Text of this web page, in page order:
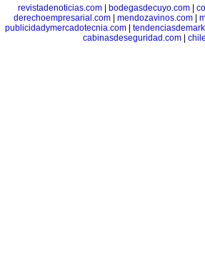
revistadenoticias.com
bodegasdecuyo.com
derechoempresarial.com
mendozavinos.com
publicidadymercadotecnia.com|
cabinasdeseguridad.com